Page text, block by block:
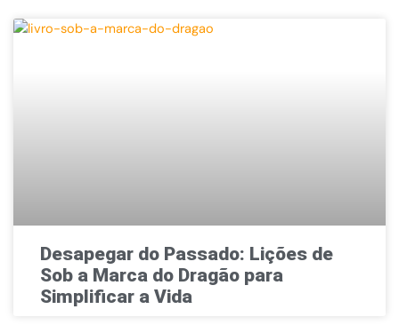
Desapegar do Passado: Lições de
Sob a Marca do Dragão para
Simplificar a Vida